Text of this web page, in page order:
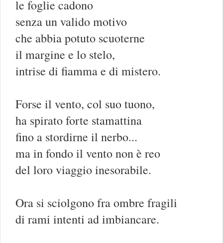
le foglie cadono
senza un valido motivo
che abbia potuto scuoterne
il margine e lo stelo,
intrise di fiamma e di mistero.
Forse il vento, col suo tuono,
ha spirato forte stamattina
fino a stordirne il nerbo...
ma in fondo il vento non è reo
del loro viaggio inesorabile.
Ora si sciolgono fra ombre fragili
di rami intenti ad imbiancare.